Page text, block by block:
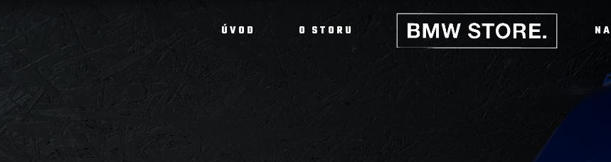
ÚVOD O STORU